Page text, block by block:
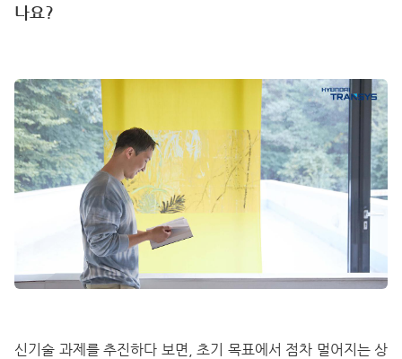
나요?
신기술 과제를 추진하다 보면, 초기 목표에서 점차 멀어지는 상